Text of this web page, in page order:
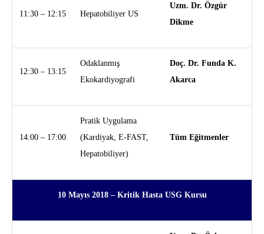
11:30 – 12:15 Hepatobiliyer US
Uzm. Dr. Özgür
Dikme
12:30 – 13:15
Odaklanmış
Ekokardiyografi
Doç. Dr. Funda K.
Akarca
14:00 – 17:00
Pratik Uygulama
(Kardiyak, E-FAST,
Hepatobiliyer)
Tüm Eğitmenler
10 Mayıs 2018 – Kritik Hasta USG Kursu